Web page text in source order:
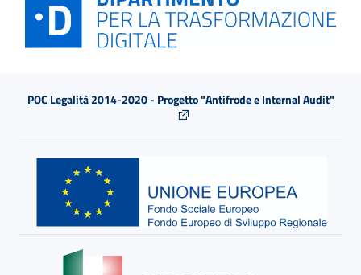
POC Legalità 2014-2020 - Progetto "Antifrode e Internal Audit"